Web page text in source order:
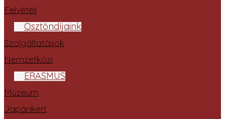
Felvételi
Ösztöndíjaink
Szolgáltatások
Nemzetközi
ERASMUS
Múzeum
Japánkert